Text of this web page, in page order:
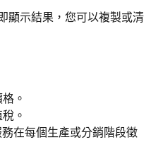
顯示結果，您可以複製或清
。
。
在每個生產或分銷階段徵